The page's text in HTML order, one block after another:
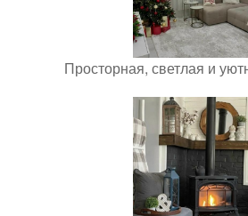
Просторная, светлая и